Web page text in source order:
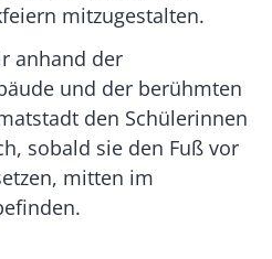
mitzugestalten.
anhand der
und der berühmten
den Schülerinnen
sobald sie den Fuß vor
mitten im